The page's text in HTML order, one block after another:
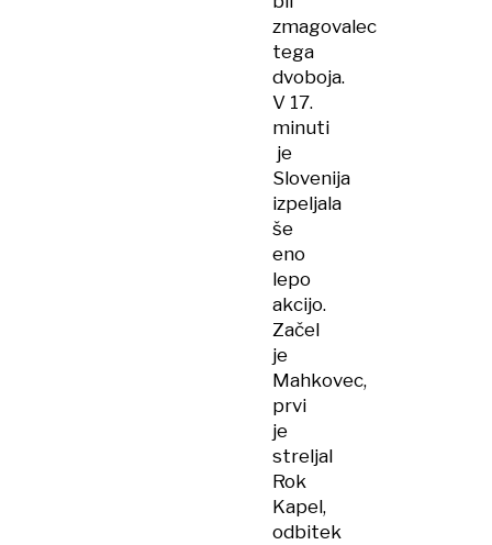
zmagovalec
tega
dvoboja.
V 17.
minuti
je
Slovenija
izpeljala
še
eno
lepo
akcijo.
Začel
je
Mahkovec,
prvi
je
streljal
Rok
Kapel,
odbitek